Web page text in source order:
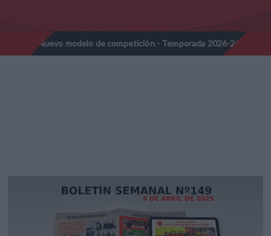
modelo de competición - Temporada 2026-2027 // Nota